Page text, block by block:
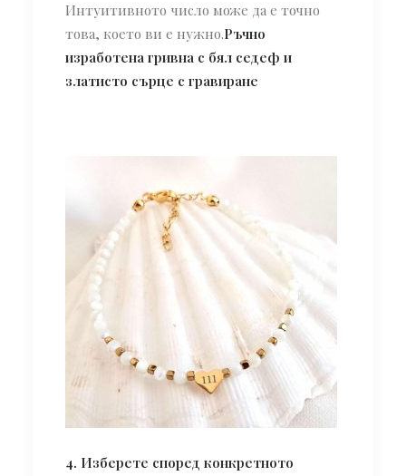
Интуитивното число може да е точно
това, което ви е нужно.Ръчно
изработена гривна с бял седеф и
златисто сърце с гравиране
4. Изберете според конкретното